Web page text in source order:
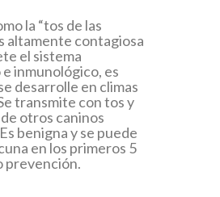
la “tos de las
altamente contagiosa
el sistema
inmunológico, es
desarrolle en climas
transmite con tos y
otros caninos
benigna y se puede
en los primeros 5
prevención.